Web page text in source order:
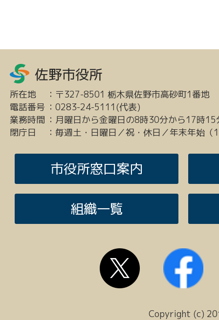
所在地 ： 〒327-8501 栃木県佐野市高砂町1番地
電話番号 ： 0283-24-5111(代表)
業務時間 ： 月曜日から金曜日の8時30分から17時15
閉庁日
： 毎週土・日曜日／祝・休日／年末年始
市役所窓口案内
組織一覧
Copyright (c)